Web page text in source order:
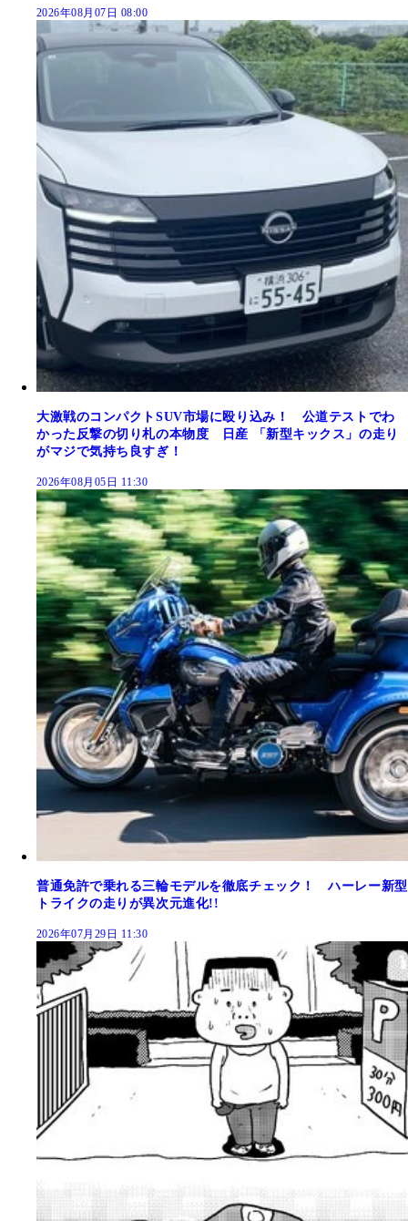
2026年08月07日 08:00
大激戦のコンパクトSUV市場に殴り込み！ 公道テストでわ
かった反撃の切り札の本物度 日産 「新型キックス」の走り
がマジで気持ち良すぎ！
2026年08月05日 11:30
普通免許で乗れる三輪モデルを徹底チェック！ ハーレー新型
トライクの走りが異次元進化!!
2026年07月29日 11:30